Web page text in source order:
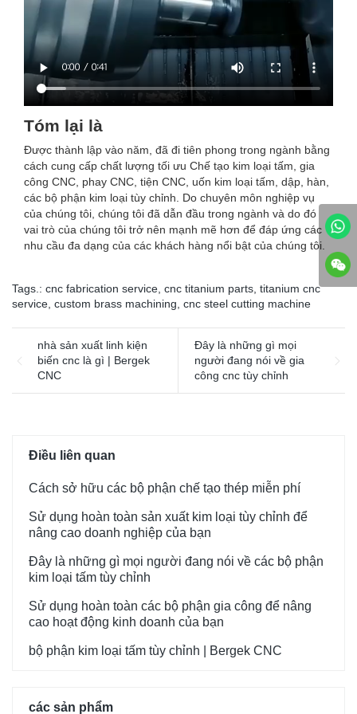
Tóm lại là
Được thành lập vào năm, đã đi tiên phong trong ngành bằng
cách cung cấp chất lượng tối ưu Chế tạo kim loại tấm, gia
công CNC, phay CNC, tiện CNC, uốn kim loại tấm, dập, hàn,
các bộ phận kim loại tùy chỉnh. Do chuyên môn nghiệp vụ
của chúng tôi, chúng tôi đã dẫn đầu trong ngành và do đó
vai trò của chúng tôi trở nên mạnh mẽ hơn để đáp ứng các
nhu cầu đa dạng của các khách hàng nổi bật của chúng tôi.
Tags.: cnc fabrication service, cnc titanium parts, titanium cnc
service, custom brass machining, cnc steel cutting machine
nhà sản xuất linh kiện
biến cnc là gì | Bergek
CNC
Đây là những gì mọi
người đang nói về gia
công cnc tùy chỉnh
Điều liên quan
Cách sở hữu các bộ phận chế tạo thép miễn phí
Sử dụng hoàn toàn sản xuất kim loại tùy chỉnh để
nâng cao doanh nghiệp của bạn
Đây là những gì mọi người đang nói về các bộ phận
kim loại tấm tùy chỉnh
Sử dụng hoàn toàn các bộ phận gia công để nâng
cao hoạt động kinh doanh của bạn
bộ phận kim loại tấm tùy chỉnh | Bergek CNC
các sản phẩm